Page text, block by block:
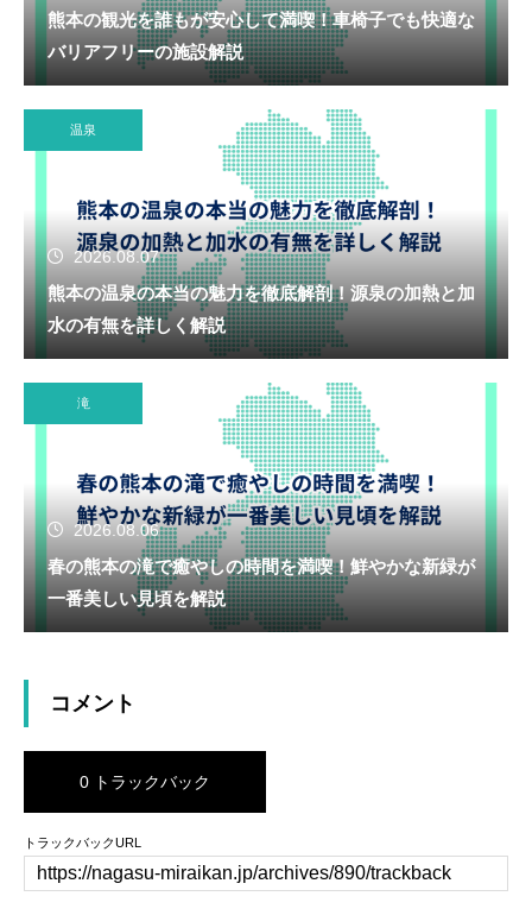
熊本の観光を誰もが安心して満喫！車椅子でも快適な
バリアフリーの施設解説
温泉
2026.08.07
熊本の温泉の本当の魅力を徹底解剖！源泉の加熱と加
水の有無を詳しく解説
滝
2026.08.06
春の熊本の滝で癒やしの時間を満喫！鮮やかな新緑が
一番美しい見頃を解説
コメント
0 トラックバック
トラックバックURL